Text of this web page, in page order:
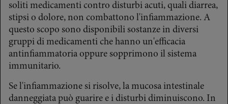
soliti medicamenti contro disturbi acuti, quali diarrea,
stipsi o dolore, non combattono l'infiammazione. A
questo scopo sono disponibili sostanze in diversi
gruppi di medicamenti che hanno un'efficacia
antinfiammatoria oppure sopprimono il sistema
immunitario.
Se l'infiammazione si risolve, la mucosa intestinale
danneggiata può guarire e i disturbi diminuiscono. In